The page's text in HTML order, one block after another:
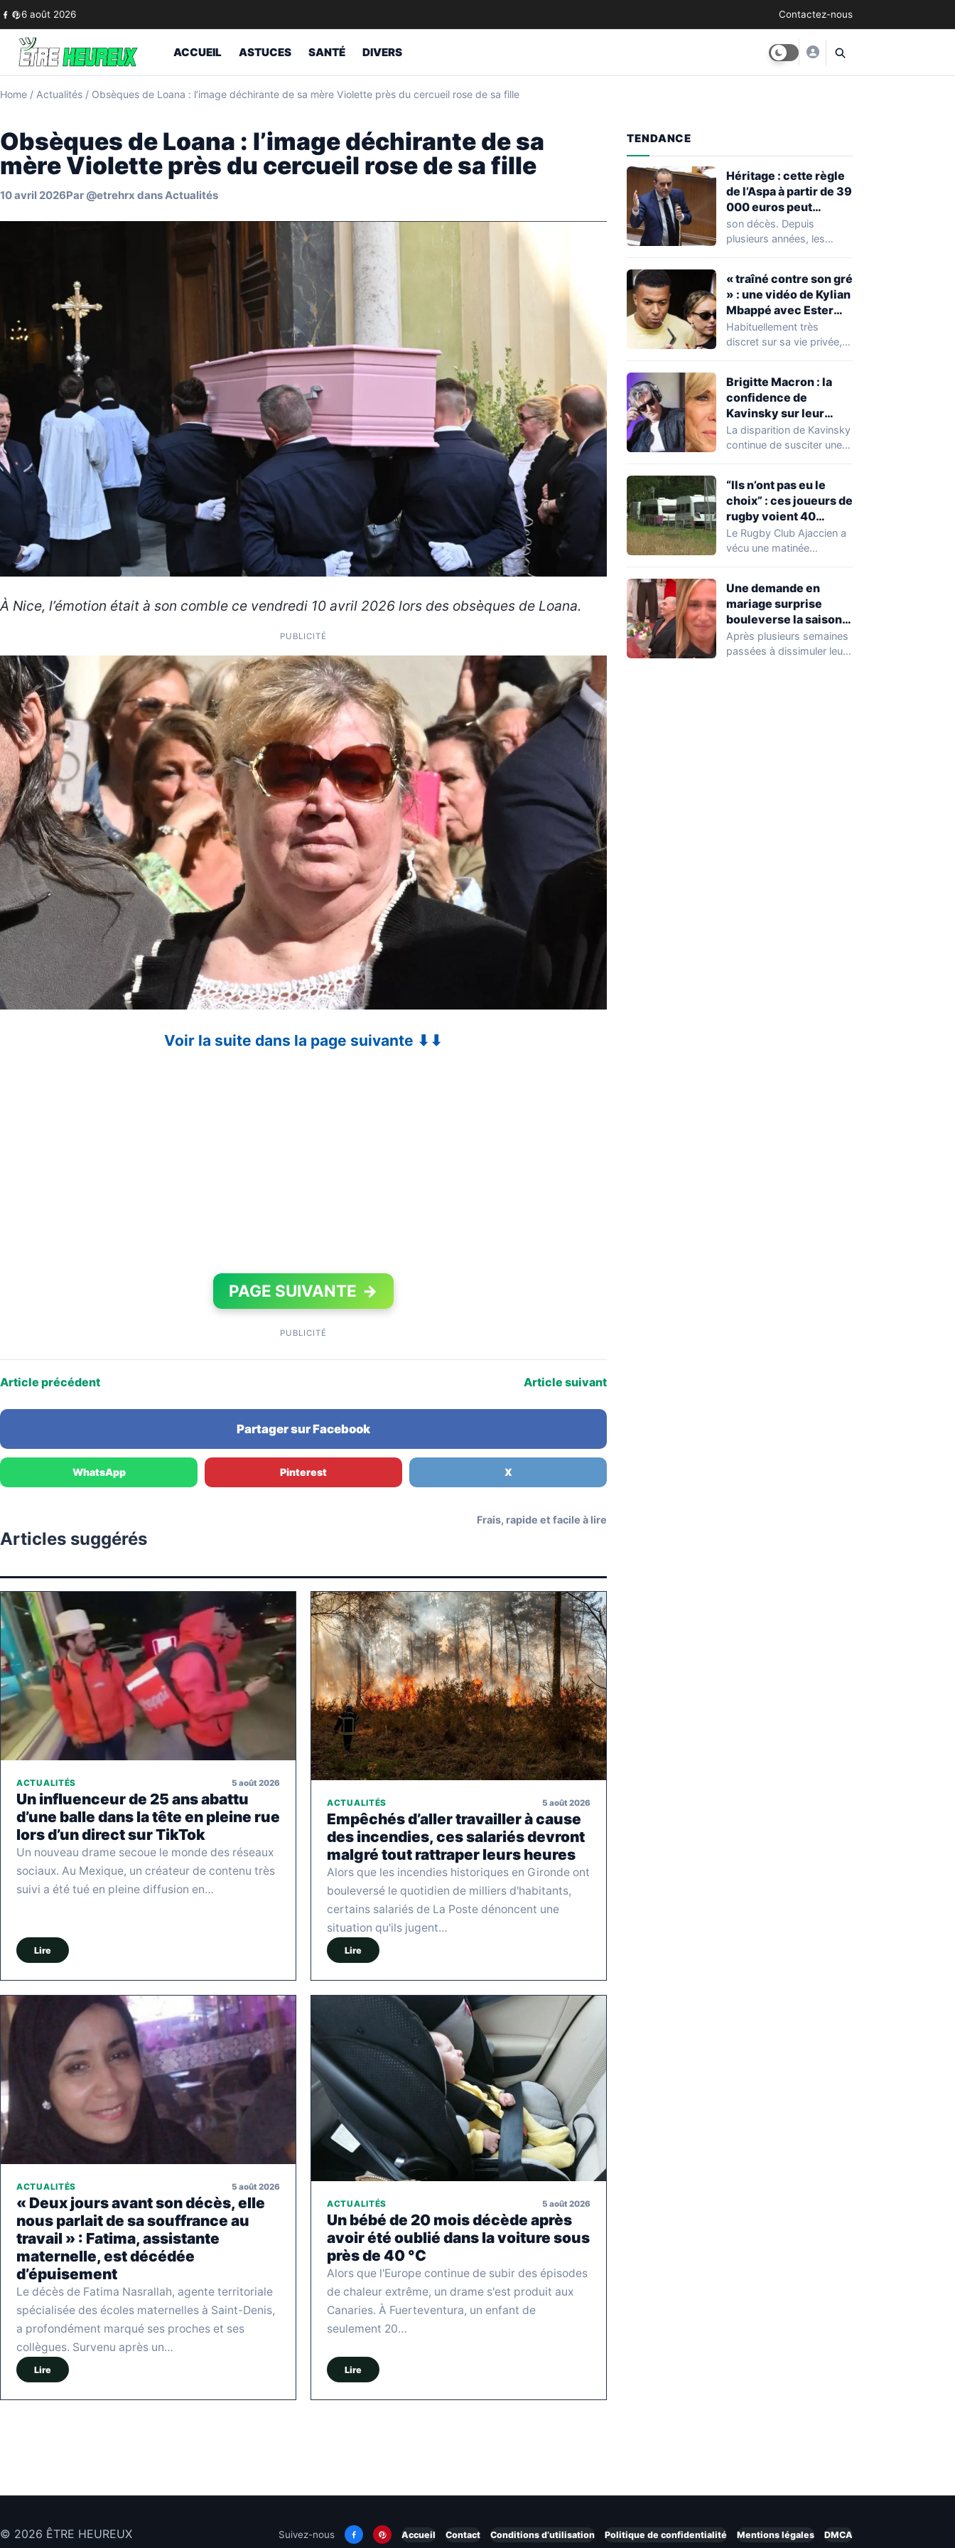
Skip to content
6 août 2026 Contactez-nous
ACCUEIL ASTUCES SANTÉ DIVERS
Home / Actualités / Obsèques de Loana : l’image déchirante de sa mère Violette près du cercueil rose de sa fille
Obsèques de Loana : l’image déchirante de sa
mère Violette près du cercueil rose de sa fille
10 avril 2026Par @etrehrx dansActualités
À Nice, l’émotion était à son comble ce vendredi 10 avril 2026 lors des obsèques de Loana.
PUBLICITÉ
Voir la suite dans la page suivante ⬇⬇
PAGE SUIVANTE →
PUBLICITÉ
Article précédent Article suivant
Partager sur Facebook
WhatsApp Pinterest X
Articles suggérés
Frais, rapide et facile à lire
ACTUALITÉS 5 août 2026
Un influenceur de 25 ans abattu
d’une balle dans la tête en pleine rue
lors d’un direct sur TikTok
Un nouveau drame secoue le monde des réseaux
sociaux. Au Mexique, un créateur de contenu très
suivi a été tué en pleine diffusion en…
Lire
ACTUALITÉS 5 août 2026
Empêchés d’aller travailler à cause
des incendies, ces salariés devront
malgré tout rattraper leurs heures
Alors que les incendies historiques en Gironde ont
bouleversé le quotidien de milliers d'habitants,
certains salariés de La Poste dénoncent une
situation qu'ils jugent…
Lire
ACTUALITÉS 5 août 2026
« Deux jours avant son décès, elle
nous parlait de sa souffrance au
travail » : Fatima, assistante
maternelle, est décédée
d’épuisement
Le décès de Fatima Nasrallah, agente territoriale
spécialisée des écoles maternelles à Saint-Denis,
a profondément marqué ses proches et ses
collègues. Survenu après un…
Lire
ACTUALITÉS 5 août 2026
Un bébé de 20 mois décède après
avoir été oublié dans la voiture sous
près de 40 °C
Alors que l'Europe continue de subir des épisodes
de chaleur extrême, un drame s'est produit aux
Canaries. À Fuerteventura, un enfant de
seulement 20…
Lire
TENDANCE
Héritage : cette règle
de l’Aspa à partir de 39
000 euros peut
réserver une
mauvaise surprise à
son décès. Depuis
plusieurs années, les
concernant le seuil…
« traîné contre son gré
» : une vidéo de Kylian
Mbappé avec Ester
Expósito en Italie agite
la toile
Habituellement très
discret sur sa vie privée,
Brigitte Macron : la
confidence de
Kavinsky sur leur
relation
La disparition de Kavinsky
continue de susciter une
“Ils n’ont pas eu le
choix” : ces joueurs de
rugby voient 40
caravanes de gens du
voyage s’installer
heure
Le Rugby Club Ajaccien a
vécu une matinée
découverte d'une…
Une demande en
mariage surprise
bouleverse la saison
de Secret Story
Après plusieurs semaines
passées à dissimuler leur
© 2026 ÊTRE HEUREUX Suivez-nous Accueil Contact Conditions d’utilisation Politique de confidentialité Mentions légales DMCA